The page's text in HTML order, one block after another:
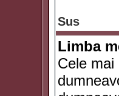
Sus
Limba
Cele